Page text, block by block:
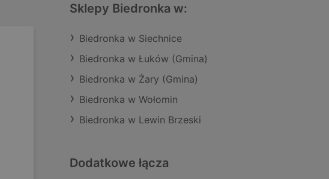
Sklepy Biedronka w:
Biedronka w Siechnice
Biedronka w Łuków (Gmina)
Biedronka w Żary (Gmina)
Biedronka w Wołomin
Biedronka w Lewin Brzeski
Dodatkowe łącza